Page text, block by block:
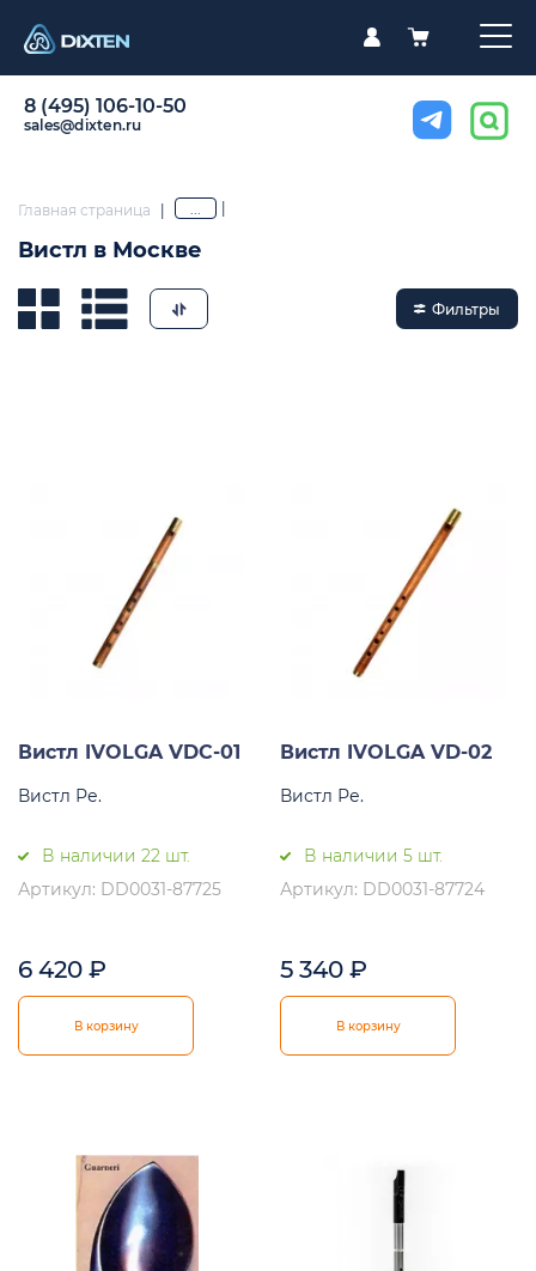
8 (495) 106-10-50
sales@dixten.ru
Главная страница | ...
Вистл в Москве
Фильтры
Вистл IVOLGA VDC-01
Вистл Ре.
В наличии 22 шт.
Артикул: DD0031-87725
6 420 ₽
В корзину
Вистл IVOLGA VD-02
Вистл Ре.
В наличии 5 шт.
Артикул: DD0031-87724
5 340 ₽
В корзину